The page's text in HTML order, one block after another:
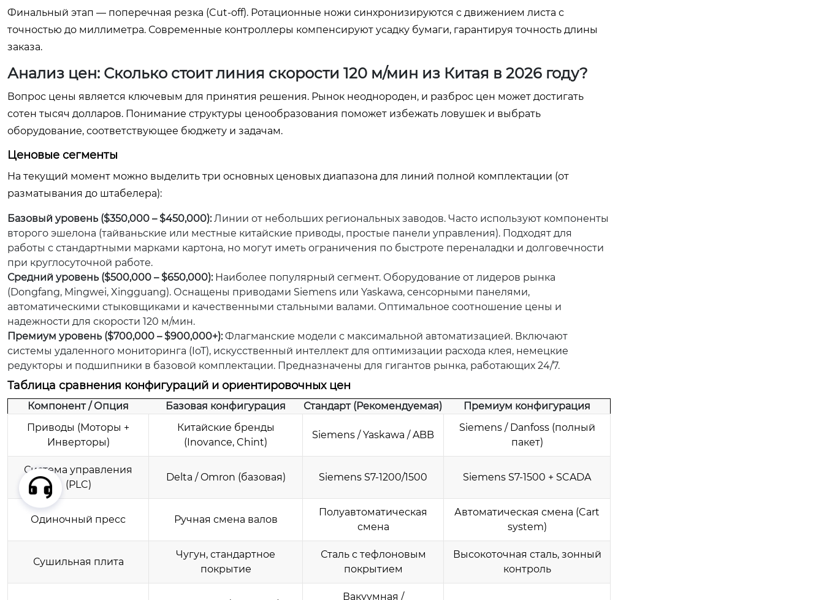
Финальный этап — поперечная резка (Cut-off). Ротационные ножи синхронизируются с движением листа с
точностью до миллиметра. Современные контроллеры компенсируют усадку бумаги, гарантируя точность длины
заказа.
Анализ цен: Сколько стоит линия скорости 120 м/мин из Китая в 2026 году?
Вопрос цены является ключевым для принятия решения. Рынок неоднороден, и разброс цен может достигать
сотен тысяч долларов. Понимание структуры ценообразования поможет избежать ловушек и выбрать
оборудование, соответствующее бюджету и задачам.
Ценовые сегменты
На текущий момент можно выделить три основных ценовых диапазона для линий полной комплектации (от
разматывания до штабелера):
Базовый уровень ($350,000 – $450,000):Линии от небольших региональных заводов. Часто используют компоненты
второго эшелона (тайваньские или местные китайские приводы, простые панели управления). Подходят для
работы с стандартными марками картона, но могут иметь ограничения по быстроте переналадки и долговечности
при круглосуточной работе.
Средний уровень ($500,000 – $650,000):Наиболее популярный сегмент. Оборудование от лидеров рынка
(Dongfang, Mingwei, Xingguang). Оснащены приводами Siemens или Yaskawa, сенсорными панелями,
автоматическими стыковщиками и качественными стальными валами. Оптимальное соотношение цены и
надежности для скорости 120 м/мин.
Премиум уровень ($700,000 – $900,000+):Флагманские модели с максимальной автоматизацией. Включают
системы удаленного мониторинга (IoT), искусственный интеллект для оптимизации расхода клея, немецкие
редукторы и подшипники в базовой комплектации. Предназначены для гигантов рынка, работающих 24/7.
Таблица сравнения конфигураций и ориентировочных цен
Компонент / Опция Базовая конфигурация Стандарт (Рекомендуемая)
Премиум конфигурация
Приводы (Моторы +
Инверторы)
Китайские бренды
(Inovance, Chint)
Siemens / Yaskawa / ABB
Siemens / Danfoss (полный
пакет)
Система управления
(PLC)
Delta / Omron (базовая) Siemens S7-1200/1500 Siemens S7-1500 + SCADA
Одиночный пресс Ручная смена валов
Полуавтоматическая
смена
Автоматическая смена (Cart
system)
Сушильная плита
Чугун, стандартное
покрытие
Сталь с тефлоновым
покрытием
Высокоточная сталь, зонный
контроль
Вакуумная /